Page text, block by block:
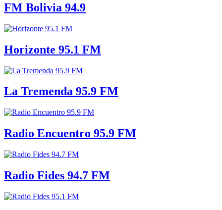
FM Bolivia 94.9
Horizonte 95.1 FM
La Tremenda 95.9 FM
Radio Encuentro 95.9 FM
Radio Fides 94.7 FM